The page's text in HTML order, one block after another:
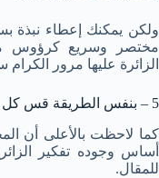
ولكن يمكنك إعطاء نبذة
مختصر وسريع كرؤوس
الزائرة عليها مرور الكرام
5 – بنفس الطريقة قس كل الأقسام والعناصر في مقالك
كما لاحظت بالأعلى أن
أساس وجوده تفكير
للمقال.